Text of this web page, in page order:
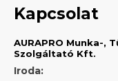
Kapcsolat
AURAPRO Munka-,
Szolgáltató Kft.
Iroda: